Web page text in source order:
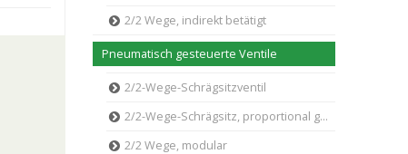
2/2 Wege, indirekt betätigt
Pneumatisch gesteuerte Ventile
2/2-Wege-Schrägsitzventil
2/2-Wege-Schrägsitz, proportional gesteuert
2/2 Wege, modular